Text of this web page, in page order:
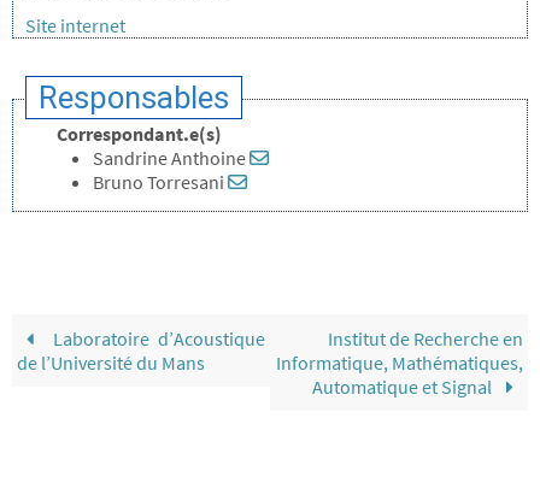
Site internet
Responsables
Correspondant.e(s)
Sandrine Anthoine
Bruno Torresani
Laboratoire d’Acoustique
de l’Université du Mans
Institut de Recherche en
Informatique, Mathématiques,
Automatique et Signal